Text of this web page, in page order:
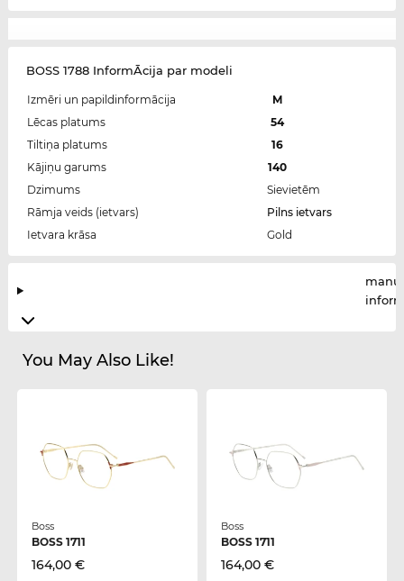
BOSS 1788 InformĀcija par modeli
Izmēri un papildinformācija
M
Lēcas platums
54
Tiltiņa platums
16
Kājiņu garums
140
Dzimums
Sievietēm
Rāmja veids (ietvars)
Pilns ietvars
Ietvara krāsa
Gold
You May Also Like!
Boss
BOSS 1711
164,00 €
Boss
BOSS 1711
164,00 €